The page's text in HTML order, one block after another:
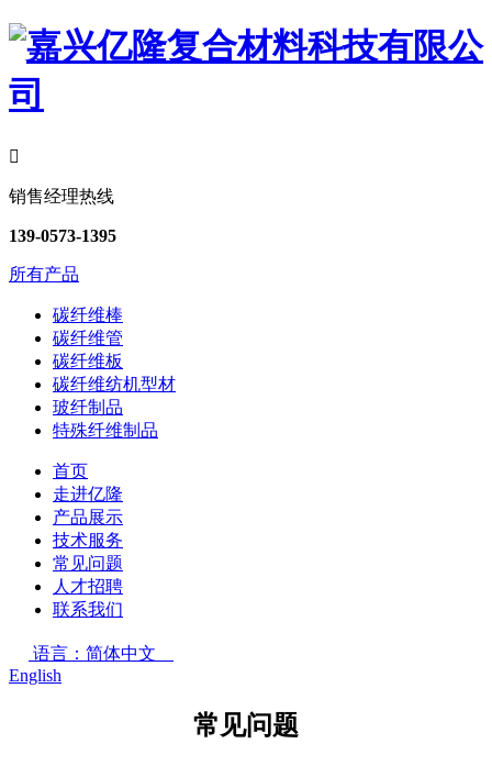

销售经理热线
139-0573-1395
所有产品
碳纤维棒
碳纤维管
碳纤维板
碳纤维纺机型材
玻纤制品
特殊纤维制品
首页
走进亿隆
产品展示
技术服务
常见问题
人才招聘
联系我们
语言：简体中文
English
常见问题